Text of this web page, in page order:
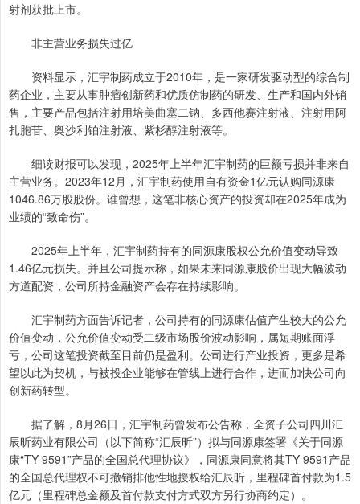
射剂获批上市。
非主营业务损失过亿
资料显示，汇宇制药成立于2010年，是一家研发驱动型的综合制
药企业，主要从事肿瘤创新药和优质仿制药的研发、生产和国内外销
售，主要产品包括注射用培美曲塞二钠、多西他赛注射液、注射用阿
扎胞苷、奥沙利铂注射液、紫杉醇注射液等。
细读财报可以发现，2025年上半年汇宇制药的巨额亏损并非来自
主营业务。2023年12月，汇宇制药使用自有资金1亿元认购同源康
1046.86万股股份。谁曾想，这笔非核心资产的投资却在2025年成为
业绩的“致命伤”。
2025年上半年，汇宇制药持有的同源康股权公允价值变动导致
1.46亿元损失。并且公司提示称，如果未来同源康股价出现大幅波动
方道配资，公司所持金融资产会存在持续影响。
汇宇制药方面告诉记者，公司持有的同源康估值产生较大的公允
价值变动，公允价值变动受二级市场股价波动影响，属短期账面浮
亏，公司这笔投资截至目前仍是盈利。公司进行产业投资，更多是希
望以此为契机，与被投企业能够在管线上进行合作，进而加快公司向
创新药转型。
据了解，8月26日，汇宇制药曾发布公告称，全资子公司四川汇
辰昕药业有限公司（以下简称“汇辰昕”）拟与同源康签署《关于同源
康“TY-9591”产品的全国总代理协议》，同源康同意将其TY-9591产品
的全国总代理权不可撤销排他性地授权给汇辰昕，里程碑首付款为1.5
亿元（里程碑总金额及首付款支付方式双方另行协商约定）。